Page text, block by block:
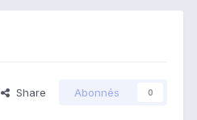
Share Abonnés 0